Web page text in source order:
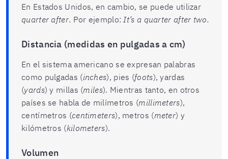
En Estados Unidos, en cambio, se puede utilizar
quarter after. Por ejemplo: It’s a quarter after two.
Distancia (medidas en pulgadas a cm)
En el sistema americano se expresan palabras
como pulgadas (inches), pies (foots), yardas
(yards) y millas (miles). Mientras tanto, en otros
países se habla de milímetros (millimeters),
centímetros (centimeters), metros (meter) y
kilómetros (kilometers).
Volumen